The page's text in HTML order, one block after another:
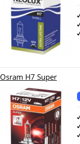
Osram H7 Super